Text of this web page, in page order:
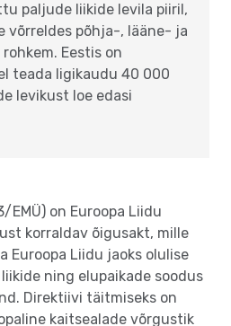
paljude liikide levila piiril,
võrreldes põhja-, lääne- ja
Eestis on
teada ligikaudu 40 000
levikust loe edasi
on Euroopa Liidu
korraldav õigusakt, mille
Euroopa Liidu jaoks olulise
ning elupaikade soodus
Direktiivi täitmiseks on
kaitsealade võrgustik